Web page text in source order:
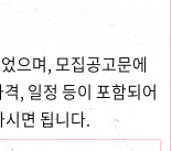
으며, 모집공고문에
, 일정 등이 포함되어
면 됩니다.